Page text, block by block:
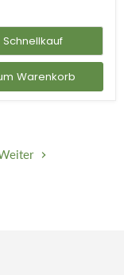
Schnellkauf
Warenkorb